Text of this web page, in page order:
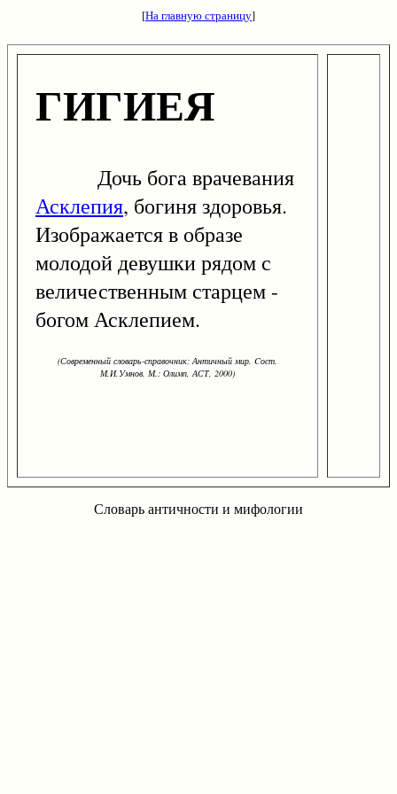
[На главную страницу]
ГИГИЕЯ
Дочь бога врачевания
Асклепия, богиня здоровья.
Изображается в образе
молодой девушки рядом с
величественным старцем -
богом Асклепием.
(Современный словарь-справочник: Античный мир. Cост.
М.И.Умнов. М.: Олимп, АСТ, 2000)
Словарь античности и мифологии